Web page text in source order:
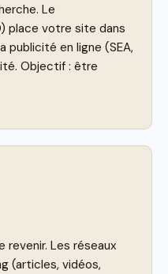
Le
place votre site dans
publicité en ligne (SEA,
Objectif : être
revenir. Les réseaux
(articles, vidéos,